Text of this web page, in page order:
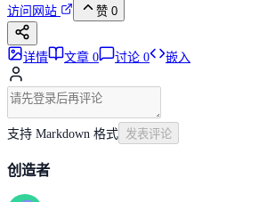
访问网站 赞 0
详情 文章 0 讨论 0 嵌入
支持 Markdown 格式 发表评论
创造者